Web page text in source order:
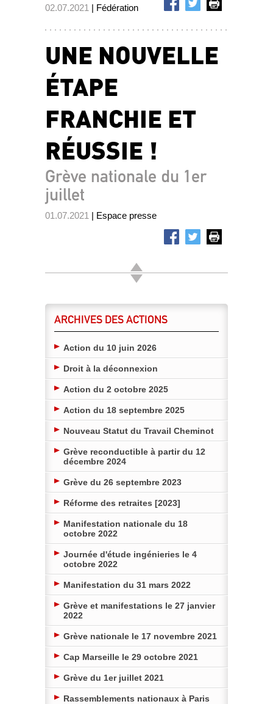
02.07.2021 | Fédération
UNE NOUVELLE
ÉTAPE
FRANCHIE ET
RÉUSSIE !
Grève nationale du 1er
juillet
01.07.2021 | Espace presse
ARCHIVES DES ACTIONS
Action du 10 juin 2026
Droit à la déconnexion
Action du 2 octobre 2025
Action du 18 septembre 2025
Nouveau Statut du Travail Cheminot
Grève reconductible à partir du 12
décembre 2024
Grève du 26 septembre 2023
Réforme des retraites [2023]
Manifestation nationale du 18
octobre 2022
Journée d'étude ingénieries le 4
octobre 2022
Manifestation du 31 mars 2022
Grève et manifestations le 27 janvier
2022
Grève nationale le 17 novembre 2021
Cap Marseille le 29 octobre 2021
Grève du 1er juillet 2021
Rassemblements nationaux à Paris